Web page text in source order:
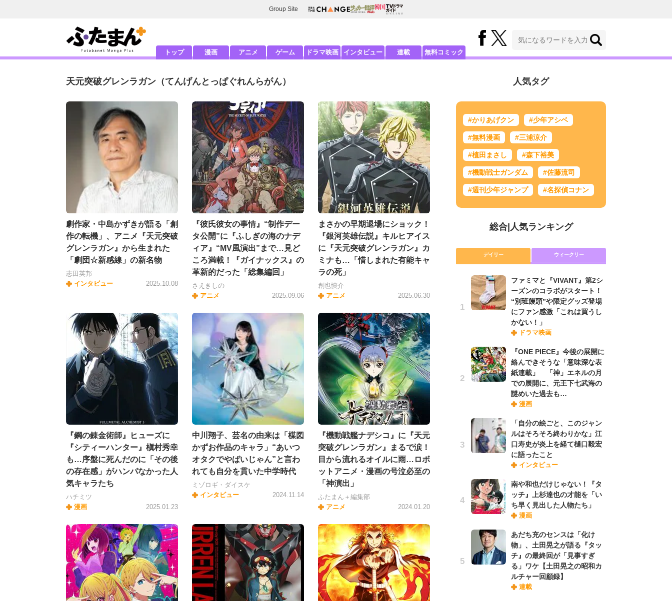
Group Site
トップ 漫画 アニメ ゲーム ドラマ映画 インタビュー 連載 無料コミック
天元突破グレンラガン （てんげんとっぱぐれんらがん）
劇作家・中島かずきが語る「創
作の転機」、アニメ『天元突破
グレンラガン』から生まれた
「劇団☆新感線」の新名物
志田英邦
インタビュー
2025.10.08
『彼氏彼女の事情』“制作デー
タ公開”に『ふしぎの海のナデ
ィア』“MV風演出”まで…見ど
ころ満載！『ガイナックス』の
革新的だった「総集編回」
さえきしの
アニメ
2025.09.06
まさかの早期退場にショック！
『銀河英雄伝説』キルヒアイス
に『天元突破グレンラガン』カ
ミナも…「惜しまれた有能キャ
ラの死」
創也慎介
アニメ
2025.06.30
『鋼の錬金術師』ヒューズに
『シティーハンター』槇村秀幸
も…序盤に死んだのに「その後
の存在感」がハンパなかった人
気キャラたち
ハチミツ
漫画
2025.01.23
中川翔子、芸名の由来は「楳図
かずお作品のキャラ」“あいつ
オタクでやばいじゃん”と言わ
れても自分を貫いた中学時代
ミゾロギ・ダイスケ
インタビュー
2024.11.14
『機動戦艦ナデシコ』に『天元
突破グレンラガン』まるで涙！
目から流れるオイルに雨…ロボ
ットアニメ・漫画の号泣必至の
「神演出」
ふたまん＋編集部
アニメ
2024.01.20
人気タグ
#かりあげクン #少年アシベ
#無料漫画 #三浦涼介
#植田まさし #森下裕美
#機動戦士ガンダム #佐藤流司
#週刊少年ジャンプ #名探偵コナン
総合| 人気ランキング
デイリー ウィークリー
ファミマと『VIVANT』第2シ
ーズンのコラボがスタート！
“別班饅頭”や限定グッズ登場
にファン感激「これは買うし
かない！」
ドラマ映画
『ONE PIECE』今後の展開に
絡んできそうな「意味深な表
紙連載」 「神」エネルの月
での展開に、元王下七武海の
謎めいた過去も…
漫画
「自分の絵ごと、このジャン
ルはそろそろ終わりかな」江
口寿史が炎上を経て樋口毅宏
に語ったこと
インタビュー
南や和也だけじゃない！『タ
ッチ』上杉達也の才能を「い
ち早く見出した人物たち」
漫画
あだち充のセンスは「化け
物」、土田晃之が語る『タッ
チ』の最終回が「見事すぎ
る」ワケ【土田晃之の昭和カ
ルチャー回顧録】
連載